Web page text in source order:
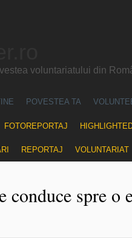
voluntariatului din
POVESTEA TA
FOTOREPORTAJ
REPORTAJ VOLUNTARIAT
conduce spre o